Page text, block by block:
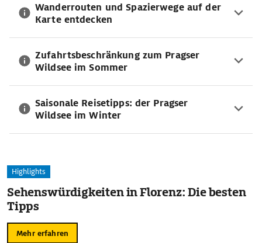
Wanderrouten und Spazierwege auf der
Karte entdecken
Zufahrtsbeschränkung zum Pragser
Wildsee im Sommer
Saisonale Reisetipps: der Pragser
Wildsee im Winter
Highlights
Sehenswürdigkeiten in Florenz: Die besten
Tipps
Mehr erfahren